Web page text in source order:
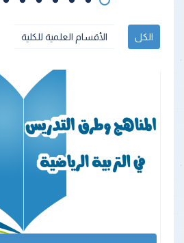
الكل الأقسام العلمية للكلية